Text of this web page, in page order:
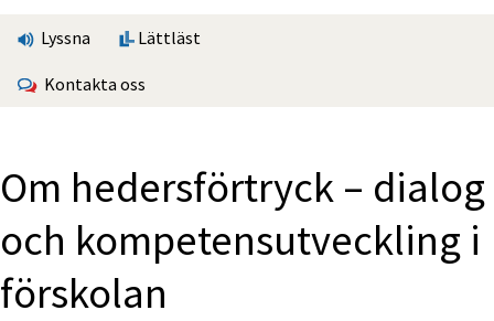
Lyssna Lättläst
Kontakta oss
Om hedersförtryck – dialog
och kompetensutveckling i
förskolan